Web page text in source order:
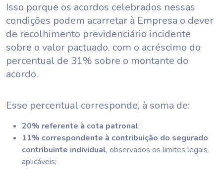
Isso porque os acordos celebrados nessas
condições podem acarretar à Empresa o dever
de recolhimento previdenciário incidente
sobre o valor pactuado, com o acréscimo do
percentual de 31% sobre o montante do
acordo.
Esse percentual corresponde, à soma de:
20% referente à cota patronal;
11% correspondente à contribuição do segurado
contribuinte individual, observados os limites legais
aplicáveis;